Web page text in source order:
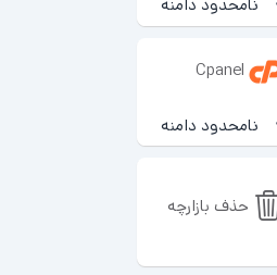
Cpanel
حذف بازارچه